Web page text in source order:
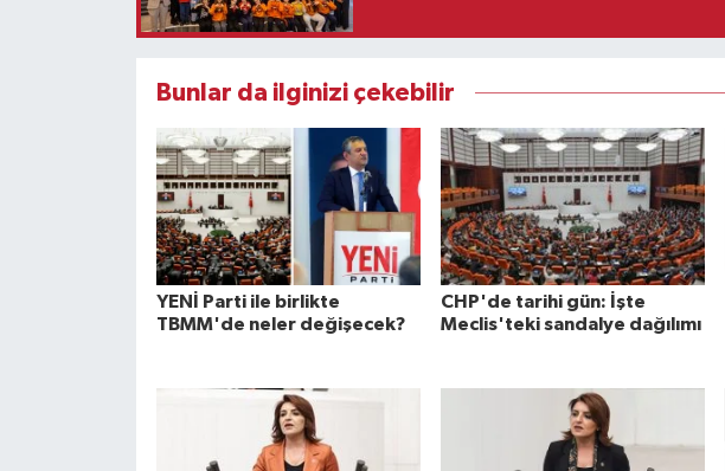
Bunlar da ilginizi çekebilir
YENİ Parti ile birlikte
TBMM'de neler değişecek?
CHP'de tarihi gün: İşte
Meclis'teki sandalye dağılımı